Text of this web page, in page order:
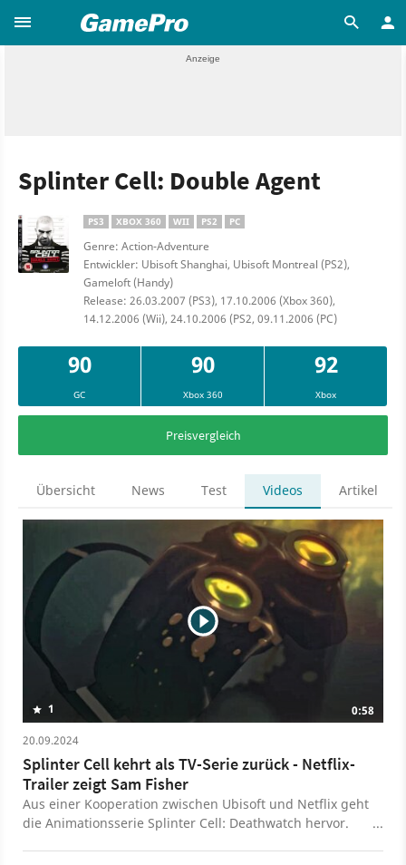
Splinter Cell: Double Agent
PS3 XBOX 360 WII PS2 PC
Genre: Action-Adventure
Entwickler: Ubisoft Shanghai, Ubisoft Montreal (PS2),
Gameloft (Handy)
Release: 26.03.2007 (PS3), 17.10.2006 (Xbox 360),
14.12.2006 (Wii), 24.10.2006 (PS2, 09.11.2006 (PC)
90
GC
90
Xbox 360
92
Xbox
Preisvergleich
Übersicht News Test Videos Artikel
1
0:58
20.09.2024
Splinter Cell kehrt als TV-Serie zurück - Netflix-
Trailer zeigt Sam Fisher
Aus einer Kooperation zwischen Ubisoft und Netflix geht
die Animationsserie Splinter Cell: Deathwatch hervor.